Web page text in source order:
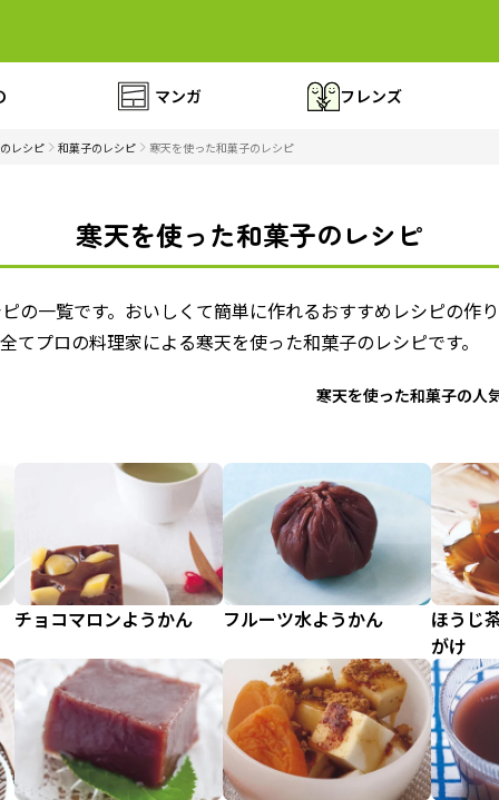
マンガ フレンズ
レシピ 和菓子のレシピ 寒天を使った和菓子のレシピ
寒天を使った和菓子のレシピ
の一覧です。おいしくて簡単に作れるおすすめレシピの作
プロの料理家による寒天を使った和菓子のレシピです。
寒天を使った和菓子の人
チョコマロンようかん フルーツ水ようかん
ほうじ
がけ